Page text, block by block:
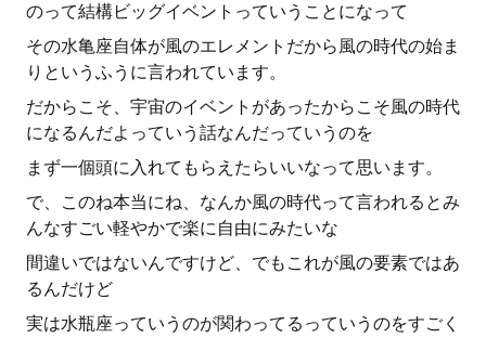
のって結構ビッグイベントっていうことになって
その水亀座自体が風のエレメントだから風の時代の始ま
りというふうに言われています。
だからこそ、宇宙のイベントがあったからこそ風の時代
になるんだよっていう話なんだっていうのを
まず一個頭に入れてもらえたらいいなって思います。
で、このね本当にね、なんか風の時代って言われるとみ
んなすごい軽やかで楽に自由にみたいな
間違いではないんですけど、でもこれが風の要素ではあ
るんだけど
実は水瓶座っていうのが関わってるっていうのをすごく